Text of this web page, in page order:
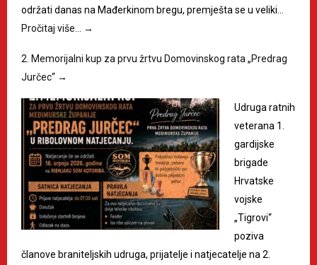
održati danas na Mađerkinom bregu, premješta se u veliki…
Pročitaj više…
→
2. Memorijalni kup za prvu žrtvu Domovinskog rata „Predrag
Jurčec“ →
Udruga ratnih
veterana 1.
gardijske
brigade
Hrvatske
vojske
„Tigrovi“
poziva
članove braniteljskih udruga, prijatelje i natjecatelje na 2.